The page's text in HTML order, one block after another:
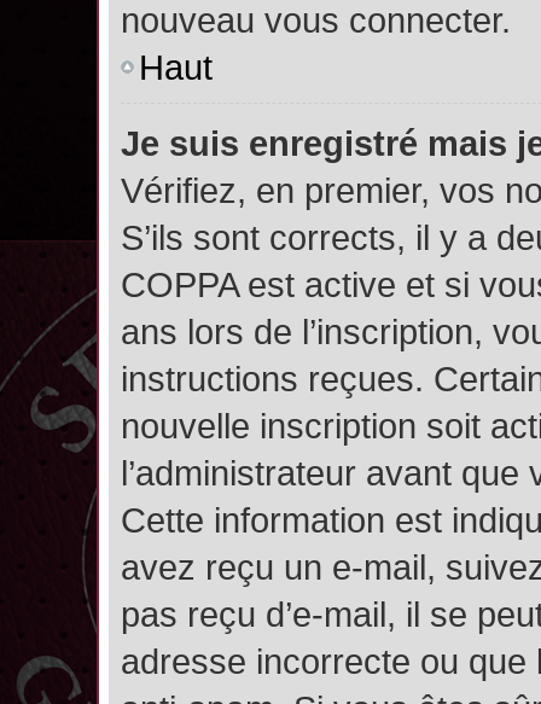
nouveau vous connecter.
Haut
Je suis enregistré mais
Vérifiez, en premier, vos
S’ils sont corrects, il y a
COPPA est active et si
ans lors de l’inscription,
instructions reçues.
nouvelle inscription soit
l’administrateur avant
Cette information est
avez reçu un e-mail,
pas reçu d’e-mail, il se
adresse incorrecte ou que